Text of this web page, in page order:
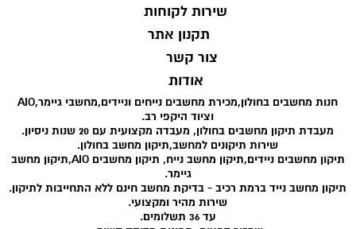
צור קשר
אודות
תקנון אתר
שירות לקוחות
חנות מחשבים בחולון,מכירת מחשבים נייחים וניידים,מחשבי גיימר,AIO
וציוד היקפי רב.
מעבדת תיקון מחשבים בחולון, מעבדה מקצועית עם 20 שנות ניסיון.
שירות תיקונים למחשב,תיקון מחשב בחולון.
תיקון מחשבים ניידים,תיקון מחשב נייח, תיקון מחשבים AIO,תיקון מחשב
גיימר.
תיקון מחשב נייד ברמת רכיב - בדיקת מחשב חינם ללא התחייבות לתיקון.
שירות מהיר ומקצועי.
עד 36 תשלומים.